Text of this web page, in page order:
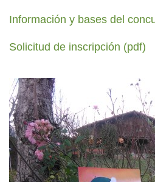
Información y bases del
Solicitud de inscripción (pdf)